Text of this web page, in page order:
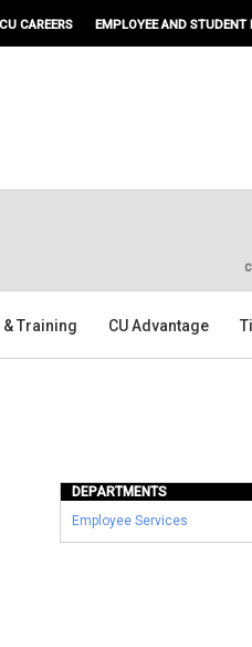
CU CAREERS EMPLOYEE AND STUDENT
Training CU Advantage
DEPARTMENTS
Employee Services